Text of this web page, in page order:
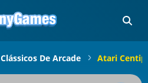
Clássicos De Arcade Atari